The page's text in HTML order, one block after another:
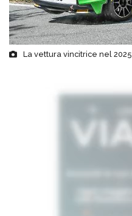
La vettura vincitrice nel 2025